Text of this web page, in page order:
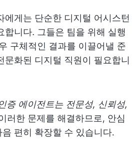
에게는 단순한 디지털 어시스턴
합니다. 그들은 팀을 위해 실행
구체적인 결과를 이끌어낼 준
문화된 디지털 직원이 필요합니
증 에이전트는 전문성, 신뢰성,
러한 문제를 해결하므로, 안심
편히 확장할 수 있습니다.